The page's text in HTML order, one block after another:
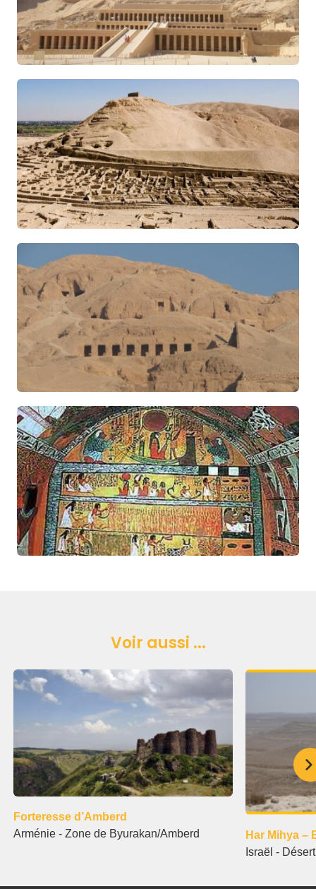
Voir aussi ...
Forteresse d’Amberd
Arménie - Zone de Byurakan/Amberd
Har Mihya –
Israël -